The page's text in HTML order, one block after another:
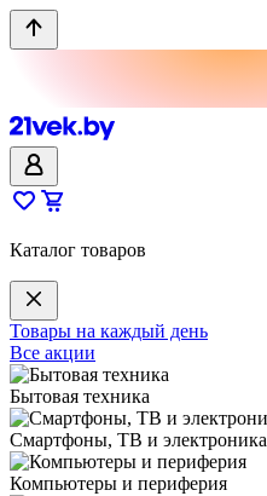
Каталог товаров
Товары на каждый день
Все акции
Бытовая техника
Смартфоны, ТВ и электроника
Компьютеры и периферия